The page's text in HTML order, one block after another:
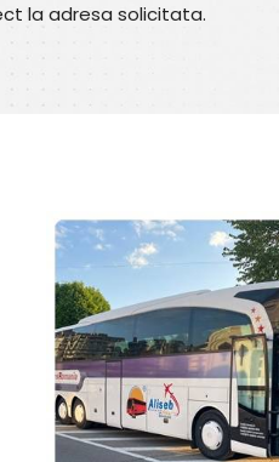
la adresa solicitata.